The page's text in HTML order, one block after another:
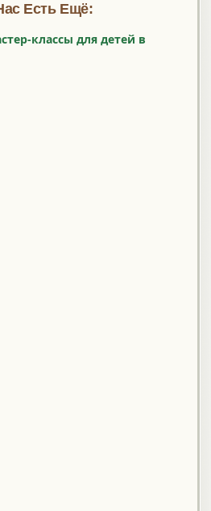
Есть Ещё:
классы для детей в